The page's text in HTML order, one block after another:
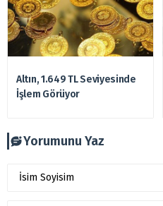
Altın, 1.649 TL Seviyesinde
İşlem Görüyor
Yorumunu Yaz